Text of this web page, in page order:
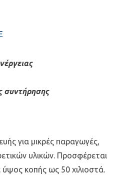
συντήρησης
για μικρές παραγωγές,
υλικών. Προσφέρεται
ύψος κοπής ως 50 χιλιοστά.